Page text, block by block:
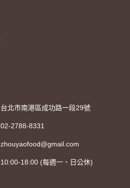
北市南港區成功路一段29號
2788-8331
18:00 (每週一、日公休)